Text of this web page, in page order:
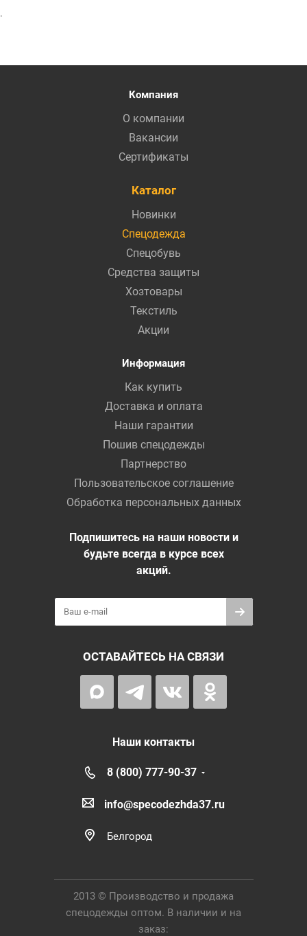
.
Компания
О компании
Вакансии
Сертификаты
Каталог
Новинки
Спецодежда
Спецобувь
Средства защиты
Хозтовары
Текстиль
Акции
Информация
Как купить
Доставка и оплата
Наши гарантии
Пошив спецодежды
Партнерство
Пользовательское соглашение
Обработка персональных данных
Подпишитесь на наши новости и
будьте всегда в курсе всех
акций.
ОСТАВАЙТЕСЬ НА СВЯЗИ
Наши контакты
8 (800) 777-90-37
info@specodezhda37.ru
Белгород
2013 © Производство и продажа
спецодежды оптом. В наличии и на
заказ: